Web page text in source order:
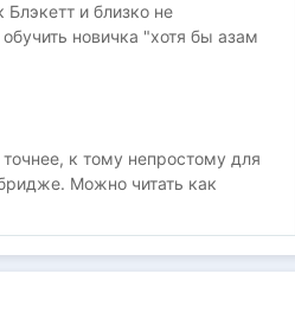
и близко не
новичка "хотя бы азам
к тому непростому для
Можно читать как